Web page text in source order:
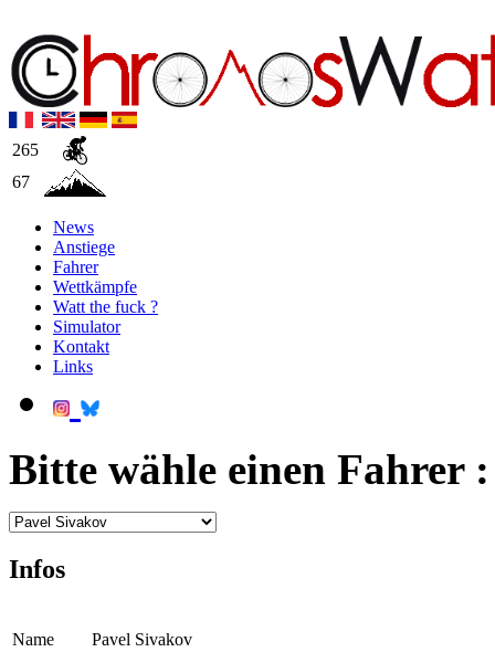
265
67
News
Anstiege
Fahrer
Wettkämpfe
Watt the fuck ?
Simulator
Kontakt
Links
Bitte wähle einen Fahrer :
Infos
Name
Pavel Sivakov